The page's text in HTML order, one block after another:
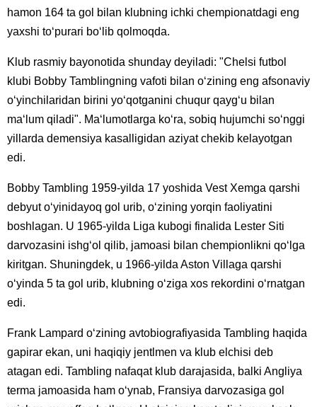
hamon 164 ta gol bilan klubning ichki chempionatdagi eng
yaxshi toʻpurari boʻlib qolmoqda.
Klub rasmiy bayonotida shunday deyiladi: "Chelsi futbol
klubi Bobby Tamblingning vafoti bilan oʻzining eng afsonaviy
oʻyinchilaridan birini yoʻqotganini chuqur qaygʻu bilan
maʻlum qiladi". Maʻlumotlarga koʻra, sobiq hujumchi soʻnggi
yillarda demensiya kasalligidan aziyat chekib kelayotgan
edi.
Bobby Tambling 1959-yilda 17 yoshida Vest Xemga qarshi
debyut oʻyinidayoq gol urib, oʻzining yorqin faoliyatini
boshlagan. U 1965-yilda Liga kubogi finalida Lester Siti
darvozasini ishgʻol qilib, jamoasi bilan chempionlikni qoʻlga
kiritgan. Shuningdek, u 1966-yilda Aston Villaga qarshi
oʻyinda 5 ta gol urib, klubning oʻziga xos rekordini oʻrnatgan
edi.
Frank Lampard oʻzining avtobiografiyasida Tambling haqida
gapirar ekan, uni haqiqiy jentlmen va klub elchisi deb
atagan edi. Tambling nafaqat klub darajasida, balki Angliya
terma jamoasida ham oʻynab, Fransiya darvozasiga gol